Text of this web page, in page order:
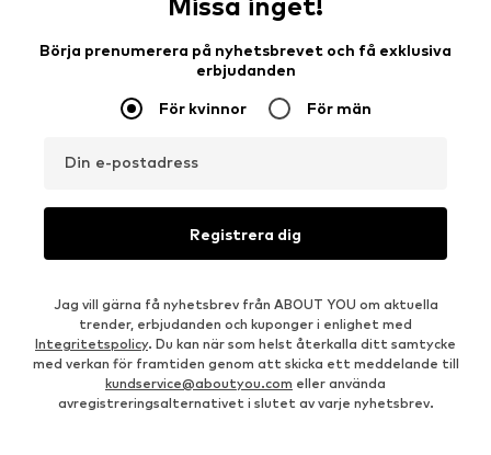
Börja prenumerera på nyhetsbrevet och få exklusiva
erbjudanden
För kvinnor För män
Din e-postadress
Registrera dig
Jag vill gärna få nyhetsbrev från ABOUT YOU om aktuella
trender, erbjudanden och kuponger i enlighet med
Integritetspolicy. Du kan när som helst återkalla ditt samtycke
med verkan för framtiden genom att skicka ett meddelande till
kundservice@aboutyou.com eller använda
avregistreringsalternativet i slutet av varje nyhetsbrev.